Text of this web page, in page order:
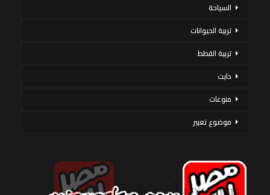
السياحة
تربية الحيوانات
تربية القطط
دايت
منوعات
موضوع تعبير